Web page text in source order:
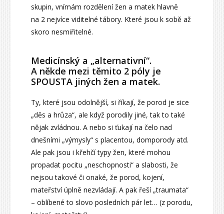
skupin, vnímám rozdělení žen a matek hlavně
na 2 nejvíce viditelné tábory. Které jsou k sobě až
skoro nesmiřitelné.
Medicínský a „alternativní“.
A někde mezi těmito 2 póly je
SPOUSTA jiných žen a matek.
Ty, které jsou odolnější, si říkají, že porod je sice
„děs a hrůza“, ale když porodily jiné, tak to také
nějak zvládnou. A nebo si ťukají na čelo nad
dnešními „výmysly“ s placentou, domporody atd.
Ale pak jsou i křehčí typy žen, které mohou
propadat pocitu „neschopnosti“ a slabosti, že
nejsou takové či onaké, že porod, kojení,
mateřství úplně nezvládají. A pak řeší „traumata“
– oblíbené to slovo posledních pár let… (z porodu,